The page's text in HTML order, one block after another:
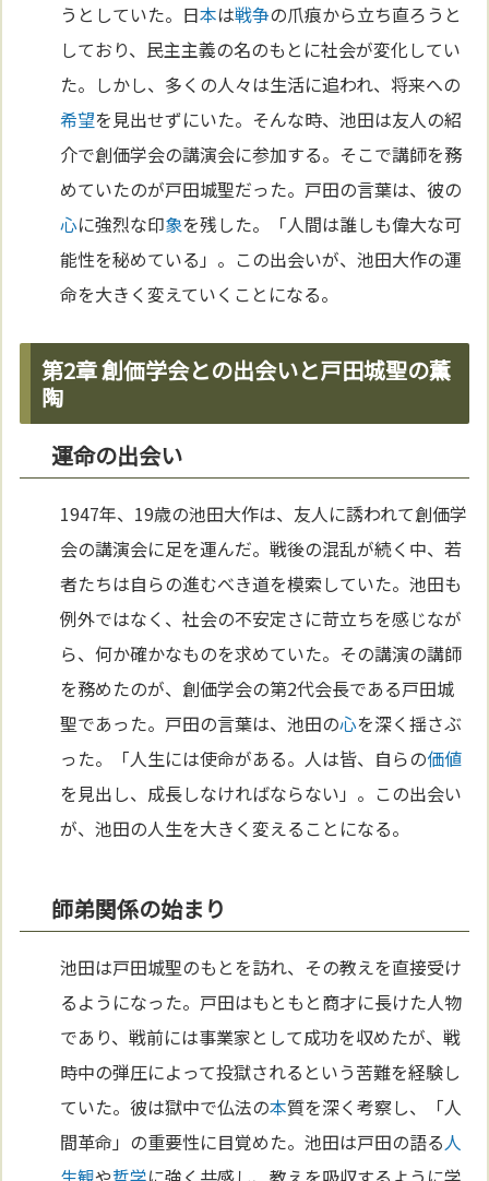
うとしていた。日本は戦争の爪痕から立ち直ろうと
しており、民主主義の名のもとに社会が変化してい
た。しかし、多くの人々は生活に追われ、将来への
希望を見出せずにいた。そんな時、池田は友人の紹
介で創価学会の講演会に参加する。そこで講師を務
めていたのが戸田城聖だった。戸田の言葉は、彼の
心に強烈な印象を残した。「人間は誰しも偉大な可
能性を秘めている」。この出会いが、池田大作の運
命を大きく変えていくことになる。
第2章 創価学会との出会いと戸田城聖の薫
陶
運命の出会い
1947年、19歳の池田大作は、友人に誘われて創価学
会の講演会に足を運んだ。戦後の混乱が続く中、若
者たちは自らの進むべき道を模索していた。池田も
例外ではなく、社会の不安定さに苛立ちを感じなが
ら、何か確かなものを求めていた。その講演の講師
を務めたのが、創価学会の第2代会長である戸田城
聖であった。戸田の言葉は、池田の心を深く揺さぶ
った。「人生には使命がある。人は皆、自らの価値
を見出し、成長しなければならない」。この出会い
が、池田の人生を大きく変えることになる。
師弟関係の始まり
池田は戸田城聖のもとを訪れ、その教えを直接受け
るようになった。戸田はもともと商才に長けた人物
であり、戦前には事業家として成功を収めたが、戦
時中の弾圧によって投獄されるという苦難を経験し
ていた。彼は獄中で仏法の本質を深く考察し、「人
間革命」の重要性に目覚めた。池田は戸田の語る人